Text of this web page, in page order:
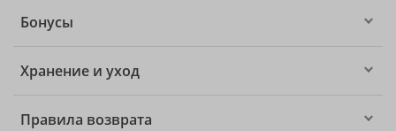
Бонусы
Хранение и уход
Правила возврата